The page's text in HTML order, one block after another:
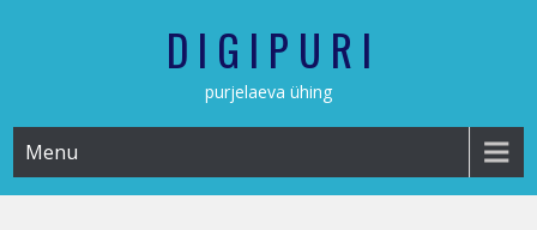
D I G I P U R I
purjelaeva ühing
Menu